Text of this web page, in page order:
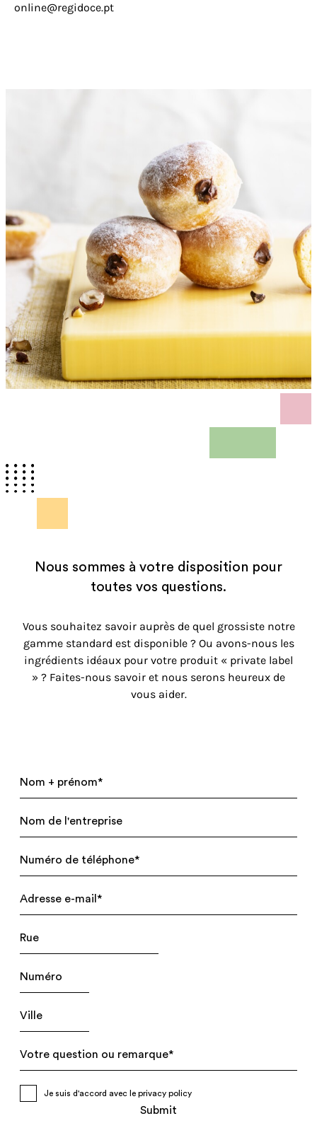
online@regidoce.pt
Nous sommes à votre disposition pour
toutes vos questions.
Vous souhaitez savoir auprès de quel grossiste notre
gamme standard est disponible ? Ou avons-nous les
ingrédients idéaux pour votre produit « private label
» ? Faites-nous savoir et nous serons heureux de
vous aider.
Je suis d'accord avec le privacy policy
Submit